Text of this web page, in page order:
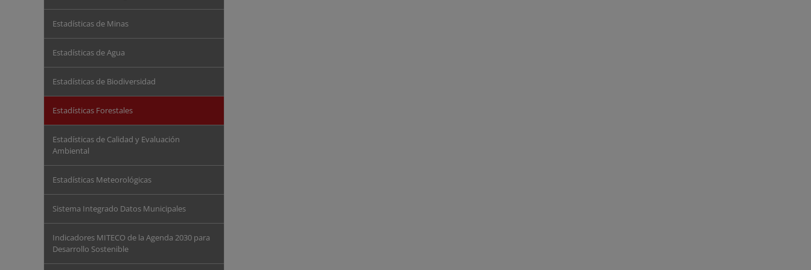
Estadísticas de Minas
Estadísticas de Agua
Estadísticas de Biodiversidad
Estadísticas Forestales
Estadísticas de Calidad y Evaluación
Ambiental
Estadísticas Meteorológicas
Sistema Integrado Datos Municipales
Indicadores MITECO de la Agenda 2030 para
Desarrollo Sostenible